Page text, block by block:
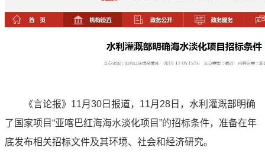
《言论报》11月30日报道，11月28日，水利灌溉部明确
了国家项目“亚喀巴红海海水淡化项目”的招标条件，准备在年
底发布相关招标文件及其环境、社会和经济研究。